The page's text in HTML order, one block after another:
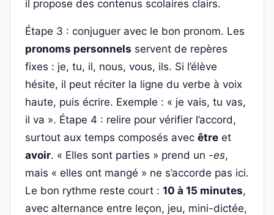
il propose des contenus scolaires clairs.
Étape 3 : conjuguer avec le bon pronom. Les
pronoms personnels servent de repères
fixes : je, tu, il, nous, vous, ils. Si l’élève
hésite, il peut réciter la ligne du verbe à voix
haute, puis écrire. Exemple : « je vais, tu vas,
il va ». Étape 4 : relire pour vérifier l’accord,
surtout aux temps composés avec être et
avoir. « Elles sont parties » prend un -es,
mais « elles ont mangé » ne s’accorde pas ici.
Le bon rythme reste court : 10 à 15 minutes,
avec alternance entre leçon, jeu, mini-dictée,